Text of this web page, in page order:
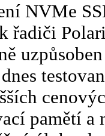
NVMe
řadiči
pamětí